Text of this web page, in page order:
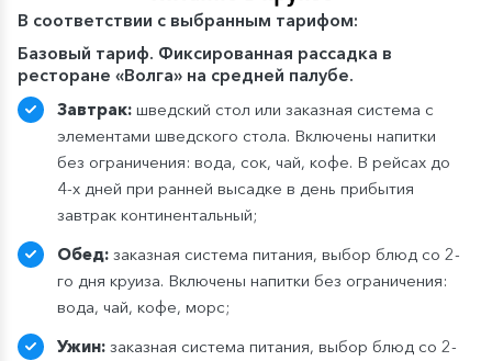
В соответствии с выбранным тарифом:
Базовый тариф. Фиксированная рассадка в
ресторане «Волга» на средней палубе.
Завтрак: шведский стол или заказная система с
элементами шведского стола. Включены напитки
без ограничения: вода, сок, чай, кофе. В рейсах до
4-х дней при ранней высадке в день прибытия
завтрак континентальный;
Обед: заказная система питания, выбор блюд со 2-
го дня круиза. Включены напитки без ограничения:
вода, чай, кофе, морс;
Ужин: заказная система питания, выбор блюд со 2-